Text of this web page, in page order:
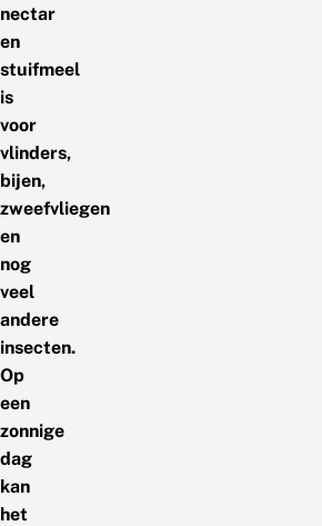
nectar
en
stuifmeel
is
voor
vlinders,
bijen,
zweefvliegen
en
nog
veel
andere
insecten.
Op
een
zonnige
dag
kan
het